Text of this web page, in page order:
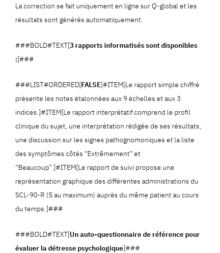
La correction se fait uniquement en ligne sur Q-global et les
résultats sont générés automatiquement.
###BOLD#TEXT[3 rapports informatisés sont disponibles
:]###
###LIST#ORDERED[FALSE]#ITEM[Le rapport simple chiffré
présente les notes étalonnées aux 9 échelles et aux 3
indices.]#ITEM[Le rapport interprétatif comprend le profil
clinique du sujet, une interprétation rédigée de ses résultats,
une discussion sur les signes pathognomoniques et la liste
des symptômes côtés “Extrêmement” et
“Beaucoup”.]#ITEM[Le rapport de suivi propose une
représentation graphique des différentes administrations du
SCL-90-R (5 au maximum) auprès du même patient au cours
du temps.]###
###BOLD#TEXT[Un auto-questionnaire de référence pour
évaluer la détresse psychologique]###